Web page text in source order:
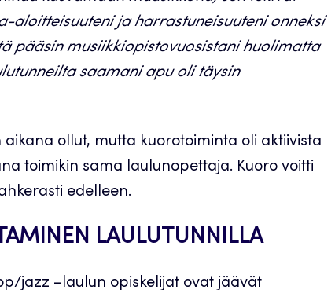
aloitteisuuteni ja harrastuneisuuteni onneksi
pääsin musiikkiopistovuosistani huolimatta
saamani apu oli täysin
ollut, mutta kuorotoiminta oli aktiivista
toimikin sama laulunopettaja. Kuoro voitti
edelleen.
LAULUTUNNILLA
jazz –laulun opiskelijat ovat jäävät